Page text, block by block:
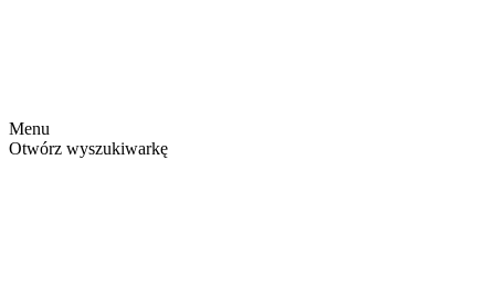
Menu
Otwórz wyszukiwarkę